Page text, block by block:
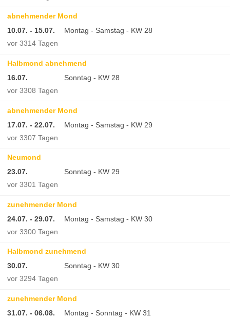
abnehmender Mond
10.07. - 15.07.
Montag - Samstag - KW 28
vor 3314 Tagen
Halbmond abnehmend
16.07.
Sonntag - KW 28
vor 3308 Tagen
abnehmender Mond
17.07. - 22.07.
Montag - Samstag - KW 29
vor 3307 Tagen
Neumond
23.07.
Sonntag - KW 29
vor 3301 Tagen
zunehmender Mond
24.07. - 29.07.
Montag - Samstag - KW 30
vor 3300 Tagen
Halbmond zunehmend
30.07.
Sonntag - KW 30
vor 3294 Tagen
zunehmender Mond
31.07. - 06.08.
Montag - Sonntag - KW 31